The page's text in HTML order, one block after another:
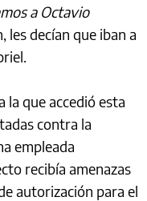
a Octavio
les decían que iban a
la que accedió esta
contra la
empleada
recibía amenazas
autorización para el